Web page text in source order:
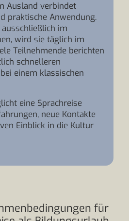
Ausland verbindet
praktische Anwendung.
im
wird sie täglich im
Teilnehmende berichten
schnelleren
einem klassischen
eine Sprachreise
neue Kontakte
Einblick in die Kultur
für